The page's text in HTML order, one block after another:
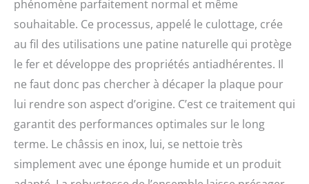
phénomène parfaitement normal et même
souhaitable. Ce processus, appelé le culottage, crée
au fil des utilisations une patine naturelle qui protège
le fer et développe des propriétés antiadhérentes. Il
ne faut donc pas chercher à décaper la plaque pour
lui rendre son aspect d’origine. C’est ce traitement qui
garantit des performances optimales sur le long
terme. Le châssis en inox, lui, se nettoie très
simplement avec une éponge humide et un produit